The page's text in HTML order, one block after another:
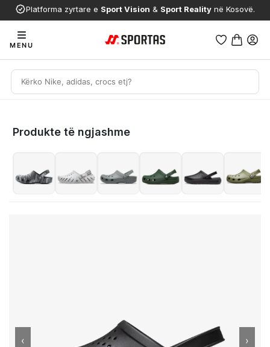
Platforma zyrtare e Sport Vision & Sport Reality në Kosovë.
MENU
Produkte të ngjashme
‹ ›